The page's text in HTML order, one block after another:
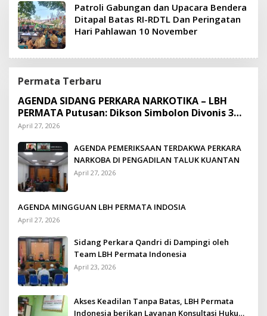
Patroli Gabungan dan Upacara Bendera
Ditapal Batas RI-RDTL Dan Peringatan
Hari Pahlawan 10 November
Permata Terbaru
AGENDA SIDANG PERKARA NARKOTIKA – LBH
PERMATA Putusan: Dikson Simbolon Divonis 3
Tahun Penjara
April 27, 2026
AGENDA PEMERIKSAAN TERDAKWA PERKARA
NARKOBA DI PENGADILAN TALUK KUANTAN
April 27, 2026
AGENDA MINGGUAN LBH PERMATA INDOSIA
April 27, 2026
Sidang Perkara Qandri di Dampingi oleh
Team LBH Permata Indonesia
April 23, 2026
Akses Keadilan Tanpa Batas, LBH Permata
Indonesia berikan Layanan Konsultasi Hukum